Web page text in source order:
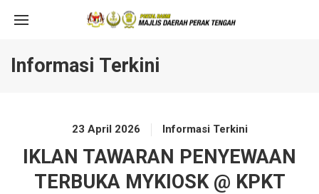
Informasi Terkini
23 April 2026 Informasi Terkini
IKLAN TAWARAN PENYEWAAN
TERBUKA MYKIOSK @ KPKT